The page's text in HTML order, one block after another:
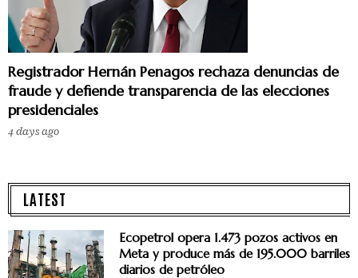
Registrador Hernán Penagos rechaza denuncias de
fraude y defiende transparencia de las elecciones
presidenciales
4 days ago
LATEST
Ecopetrol opera 1.473 pozos activos en
Meta y produce más de 195.000 barriles
diarios de petróleo